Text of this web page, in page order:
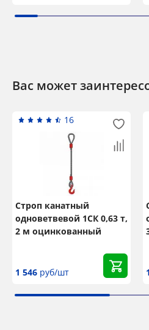
Вас может
16
Строп канатный
одноветвевой 1СК 0,63 т,
2 м оцинкованный
1 546 руб/шт